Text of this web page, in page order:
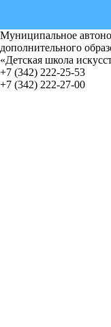
Муниципальное
дополнительного
«Детская школа
+7 (342) 222-25-53
+7 (342) 222-27-00